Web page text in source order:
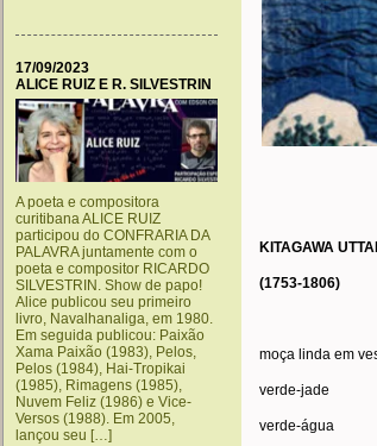
17/09/2023
ALICE RUIZ E R. SILVESTRIN
A poeta e compositora
curitibana ALICE RUIZ
participou do CONFRARIA DA
PALAVRA juntamente com o
poeta e compositor RICARDO
SILVESTRIN. Show de papo!
Alice publicou seu primeiro
livro, Navalhanaliga, em 1980.
Em seguida publicou: Paixão
Xama Paixão (1983), Pelos,
Pelos (1984), Hai-Tropikai
(1985), Rimagens (1985),
Nuvem Feliz (1986) e Vice-
Versos (1988). Em 2005,
lançou seu […]
KITAGAWA
(1753-1806)
moça linda em
verde-jade
verde-água